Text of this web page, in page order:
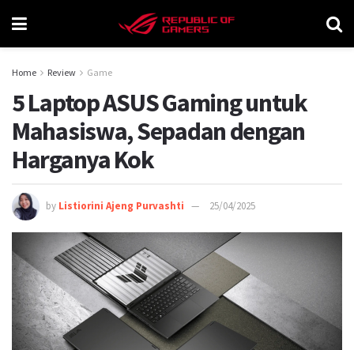
Home Review Game
5 Laptop ASUS Gaming untuk
Mahasiswa, Sepadan dengan
Harganya Kok
by Listiorini Ajeng Purvashti 25/04/2025